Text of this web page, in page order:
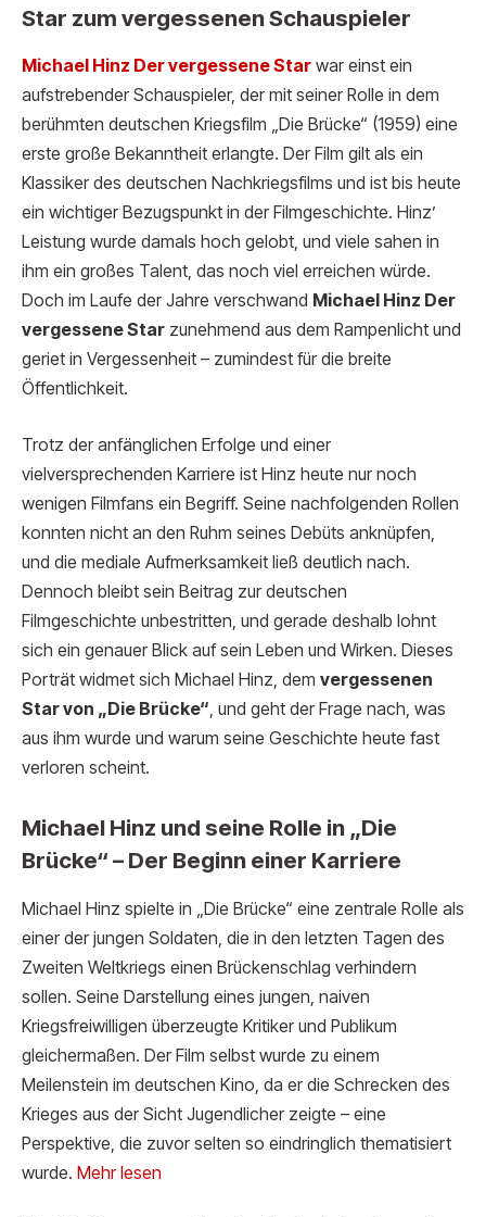
Star zum vergessenen Schauspieler
Michael Hinz Der vergessene Star war einst ein
aufstrebender Schauspieler, der mit seiner Rolle in dem
berühmten deutschen Kriegsfilm „Die Brücke“ (1959) eine
erste große Bekanntheit erlangte. Der Film gilt als ein
Klassiker des deutschen Nachkriegsfilms und ist bis heute
ein wichtiger Bezugspunkt in der Filmgeschichte. Hinz’
Leistung wurde damals hoch gelobt, und viele sahen in
ihm ein großes Talent, das noch viel erreichen würde.
Doch im Laufe der Jahre verschwand Michael Hinz Der
vergessene Star zunehmend aus dem Rampenlicht und
geriet in Vergessenheit – zumindest für die breite
Öffentlichkeit.
Trotz der anfänglichen Erfolge und einer
vielversprechenden Karriere ist Hinz heute nur noch
wenigen Filmfans ein Begriff. Seine nachfolgenden Rollen
konnten nicht an den Ruhm seines Debüts anknüpfen,
und die mediale Aufmerksamkeit ließ deutlich nach.
Dennoch bleibt sein Beitrag zur deutschen
Filmgeschichte unbestritten, und gerade deshalb lohnt
sich ein genauer Blick auf sein Leben und Wirken. Dieses
Porträt widmet sich Michael Hinz, dem vergessenen
Star von „Die Brücke“, und geht der Frage nach, was
aus ihm wurde und warum seine Geschichte heute fast
verloren scheint.
Michael Hinz und seine Rolle in „Die
Brücke“ – Der Beginn einer Karriere
Michael Hinz spielte in „Die Brücke“ eine zentrale Rolle als
einer der jungen Soldaten, die in den letzten Tagen des
Zweiten Weltkriegs einen Brückenschlag verhindern
sollen. Seine Darstellung eines jungen, naiven
Kriegsfreiwilligen überzeugte Kritiker und Publikum
gleichermaßen. Der Film selbst wurde zu einem
Meilenstein im deutschen Kino, da er die Schrecken des
Krieges aus der Sicht Jugendlicher zeigte – eine
Perspektive, die zuvor selten so eindringlich thematisiert
wurde. Mehr lesen